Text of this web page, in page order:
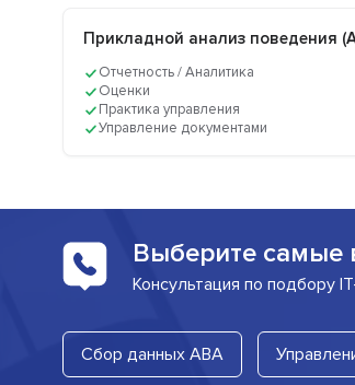
Прикладной анализ поведения
Отчетность / Аналитика
Оценки
Практика управления
Управление документами
Выберите
Консультация по подбору
Сбор данных ABA